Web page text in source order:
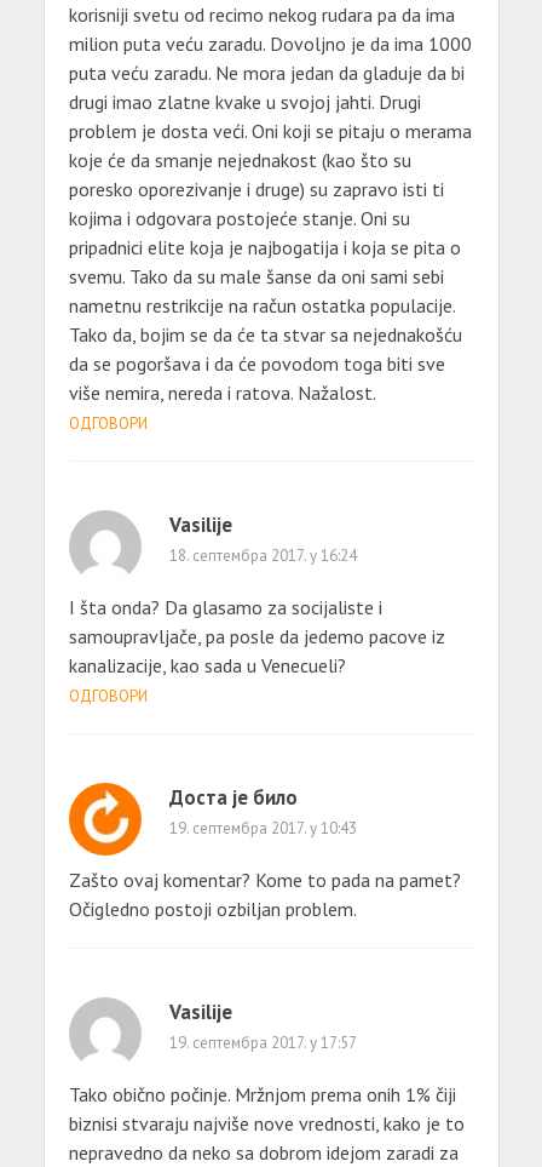
korisniji svetu od recimo nekog rudara pa da ima
milion puta veću zaradu. Dovoljno je da ima 1000
puta veću zaradu. Ne mora jedan da gladuje da bi
drugi imao zlatne kvake u svojoj jahti. Drugi
problem je dosta veći. Oni koji se pitaju o merama
koje će da smanje nejednakost (kao što su
poresko oporezivanje i druge) su zapravo isti ti
kojima i odgovara postojeće stanje. Oni su
pripadnici elite koja je najbogatija i koja se pita o
svemu. Tako da su male šanse da oni sami sebi
nametnu restrikcije na račun ostatka populacije.
Tako da, bojim se da će ta stvar sa nejednakošću
da se pogoršava i da će povodom toga biti sve
više nemira, nereda i ratova. Nažalost.
ОДГОВОРИ
Vasilije
18. септембра 2017. у 16:24
I šta onda? Da glasamo za socijaliste i
samoupravljače, pa posle da jedemo pacove iz
kanalizacije, kao sada u Venecueli?
ОДГОВОРИ
Доста је било
19. септембра 2017. у 10:43
Zašto ovaj komentar? Kome to pada na pamet?
Očigledno postoji ozbiljan problem.
Vasilije
19. септембра 2017. у 17:57
Tako obično počinje. Mržnjom prema onih 1% čiji
biznisi stvaraju najviše nove vrednosti, kako je to
nepravedno da neko sa dobrom idejom zaradi za